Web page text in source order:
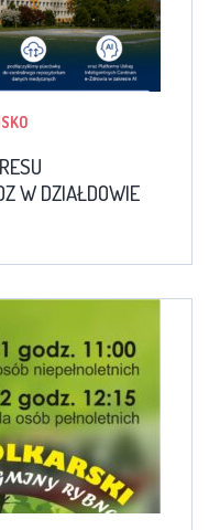
W DZIAŁDOWIE